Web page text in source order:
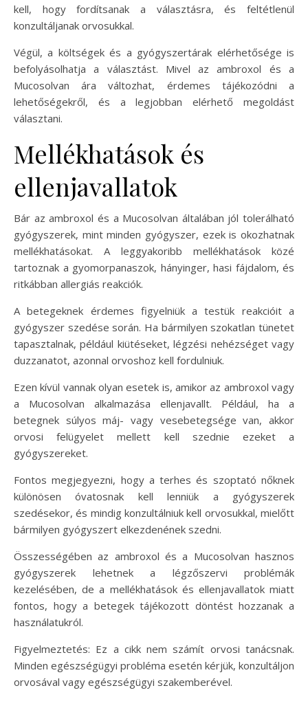
kell, hogy fordítsanak a választásra, és feltétlenül
konzultáljanak orvosukkal.
Végül, a költségek és a gyógyszertárak elérhetősége is
befolyásolhatja a választást. Mivel az ambroxol és a
Mucosolvan ára változhat, érdemes tájékozódni a
lehetőségekről, és a legjobban elérhető megoldást
választani.
Mellékhatások és
ellenjavallatok
Bár az ambroxol és a Mucosolvan általában jól tolerálható
gyógyszerek, mint minden gyógyszer, ezek is okozhatnak
mellékhatásokat. A leggyakoribb mellékhatások közé
tartoznak a gyomorpanaszok, hányinger, hasi fájdalom, és
ritkábban allergiás reakciók.
A betegeknek érdemes figyelniük a testük reakcióit a
gyógyszer szedése során. Ha bármilyen szokatlan tünetet
tapasztalnak, például kiütéseket, légzési nehézséget vagy
duzzanatot, azonnal orvoshoz kell fordulniuk.
Ezen kívül vannak olyan esetek is, amikor az ambroxol vagy
a Mucosolvan alkalmazása ellenjavallt. Például, ha a
betegnek súlyos máj- vagy vesebetegsége van, akkor
orvosi felügyelet mellett kell szednie ezeket a
gyógyszereket.
Fontos megjegyezni, hogy a terhes és szoptató nőknek
különösen óvatosnak kell lenniük a gyógyszerek
szedésekor, és mindig konzultálniuk kell orvosukkal, mielőtt
bármilyen gyógyszert elkezdenének szedni.
Összességében az ambroxol és a Mucosolvan hasznos
gyógyszerek lehetnek a légzőszervi problémák
kezelésében, de a mellékhatások és ellenjavallatok miatt
fontos, hogy a betegek tájékozott döntést hozzanak a
használatukról.
Figyelmeztetés: Ez a cikk nem számít orvosi tanácsnak.
Minden egészségügyi probléma esetén kérjük, konzultáljon
orvosával vagy egészségügyi szakemberével.